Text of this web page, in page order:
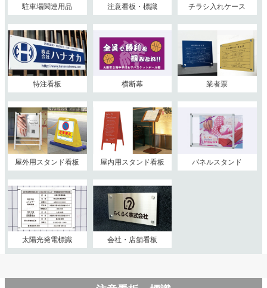
駐車場関連用品 注意看板・標識 チラシ入れケース
特注看板 横断幕 業者票
屋外用スタンド看板 屋内用スタンド看板 パネルスタンド
太陽光発電標識 会社・店舗看板